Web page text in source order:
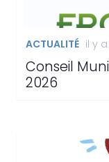
ACTUALITÉ il y
Conseil
2026